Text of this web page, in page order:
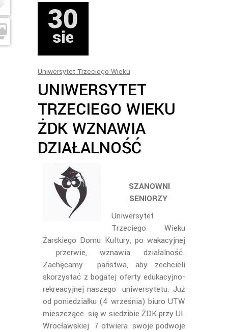
30
sie
Uniwersytet Trzeciego Wieku
UNIWERSYTET
TRZECIEGO WIEKU
ŻDK WZNAWIA
DZIAŁALNOŚĆ
SZANOWNI
SENIORZY
Uniwersytet
Trzeciego Wieku
Żarskiego Domu Kultury, po wakacyjnej
przerwie, wznawia działalność.
Zachęcamy państwa, aby zechcieli
skorzystać z bogatej oferty edukacyjno-
rekreacyjnej naszego uniwersytetu. Już
od poniedziałku (4 września) biuro UTW
mieszczące się w siedzibie ŻDK przy Ul.
Wrocławskiej 7 otwiera swoje podwoje